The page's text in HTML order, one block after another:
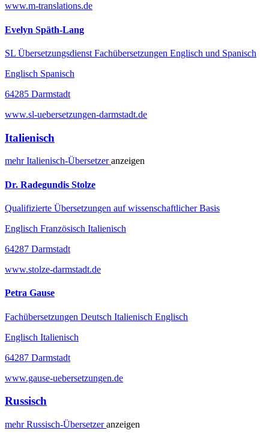
www.m-translations.de
Evelyn Späth-Lang
SL Übersetzungsdienst Fachübersetzungen Englisch und Spanisch
Englisch Spanisch
64285 Darmstadt
www.sl-uebersetzungen-darmstadt.de
Italienisch
mehrItalienisch-Übersetzeranzeigen
Dr. Radegundis Stolze
Qualifizierte Übersetzungen auf wissenschaftlicher Basis
Englisch Französisch Italienisch
64287 Darmstadt
www.stolze-darmstadt.de
Petra Gause
Fachübersetzungen Deutsch Italienisch Englisch
Englisch Italienisch
64287 Darmstadt
www.gause-uebersetzungen.de
Russisch
mehrRussisch-Übersetzeranzeigen